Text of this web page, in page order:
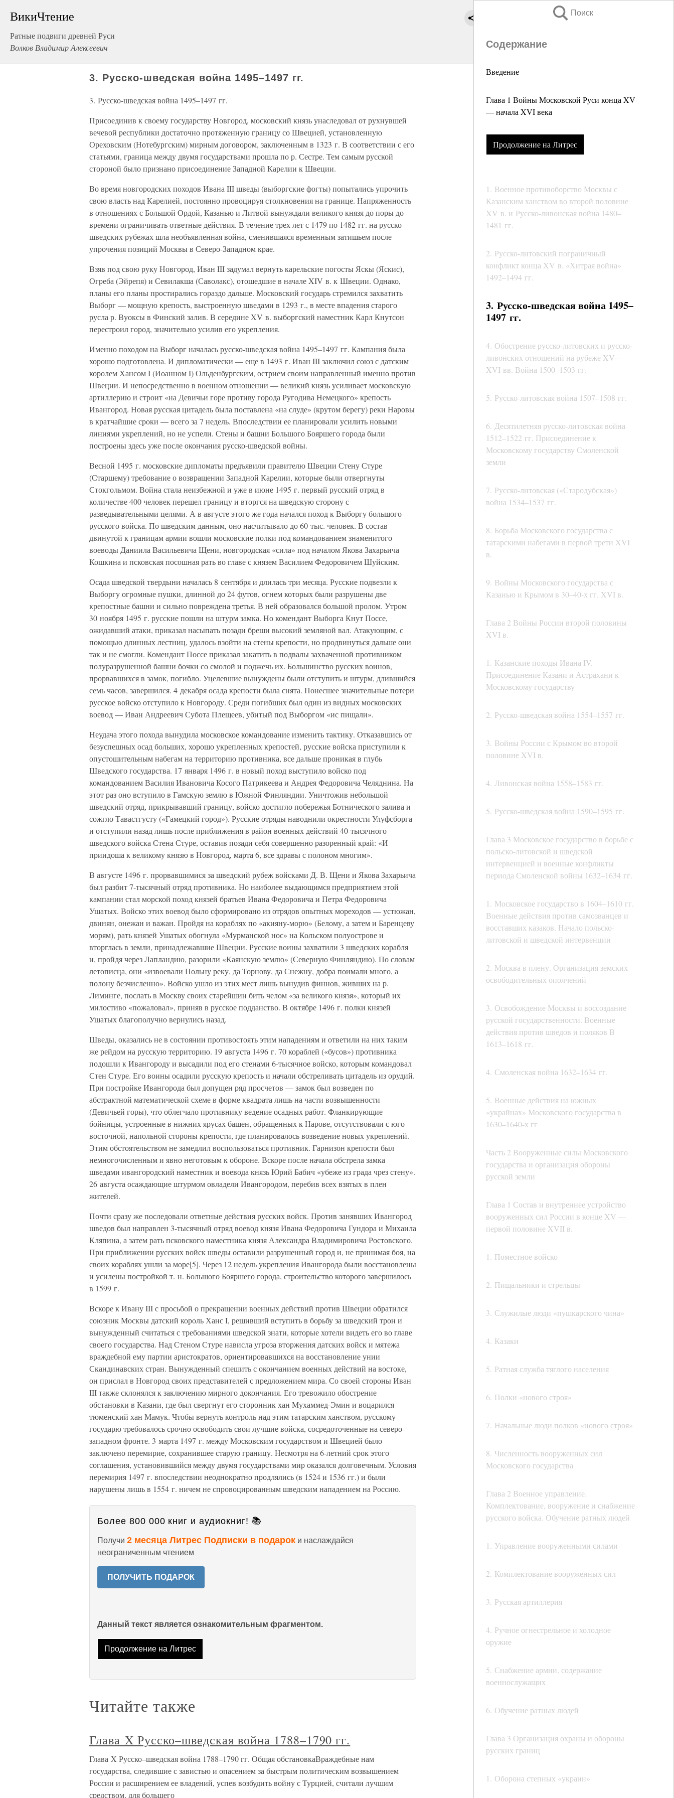
ВикиЧтение
Ратные подвиги древней Руси
Волков Владимир Алексеевич
Поиск
Содержание
Введение
Глава 1 Войны Московской Руси конца XV
— начала XVI века
Продолжение на Литрес
1. Военное противоборство Москвы с
Казанским ханством во второй половине
XV в. и Русско-ливонская война 1480–
1481 гг.
2. Русско-литовский пограничный
конфликт конца XV в. «Хитрая война»
1492–1494 гг.
3. Русско-шведская война 1495–
1497 гг.
4. Обострение русско-литовских и русско-
ливонских отношений на рубеже XV–
XVI вв. Война 1500–1503 гг.
5. Русско-литовская война 1507–1508 гг.
6. Десятилетняя русско-литовская война
1512–1522 гг. Присоединение к
Московскому государству Смоленской
земли
7. Русско-литовская («Стародубская»)
война 1534–1537 гг.
8. Борьба Московского государства с
татарскими набегами в первой трети XVI
в.
9. Войны Московского государства с
Казанью и Крымом в 30–40-х гг. XVI в.
Глава 2 Войны России второй половины
XVI в.
1. Казанские походы Ивана IV.
Присоединение Казани и Астрахани к
Московскому государству
2. Русско-шведская война 1554–1557 гг.
3. Войны России с Крымом во второй
половине XVI в.
4. Ливонская война 1558–1583 гг.
5. Русско-шведская война 1590–1595 гг.
Глава 3 Московское государство в борьбе с
польско-литовской и шведской
интервенцией и военные конфликты
периода Смоленской войны 1632–1634 гг.
1. Московское государство в 1604–1610 гг.
Военные действия против самозванцев и
восставших казаков. Начало польско-
литовской и шведской интервенции
2. Москва в плену. Организация земских
освободительных ополчений
3. Освобождение Москвы и воссоздание
русской государственности. Военные
действия против шведов и поляков В
1613–1618 гг.
4. Смоленская война 1632–1634 гг.
5. Военные действия на южных
«украйнах» Московского государства в
1630–1640-х гг
Часть 2 Вооруженные силы Московского
государства и организация обороны
русской земли
Глава 1 Состав и внутреннее устройство
вооруженных сил России в конце XV —
первой половине XVII в.
1. Поместное войско
2. Пищальники и стрельцы
3. Служилые люди «пушкарского чина»
4. Казаки
5. Ратная служба тяглого населения
6. Полки «нового строя»
7. Начальные люди полков «нового строя»
8. Численность вооруженных сил
Московского государства
Глава 2 Военное управление.
Комплектование, вооружение и снабжение
русского войска. Обучение ратных людей
1. Управление вооруженными силами
2. Комплектование вооруженных сил
3. Русская артиллерия
4. Ручное огнестрельное и холодное
оружие
5. Снабжение армии, содержание
военнослужащих
6. Обучение ратных людей
Глава 3 Организация охраны и обороны
русских границ
1. Оборона степных «украин»
3. Русско-шведская война 1495–1497 гг.
3. Русско-шведская война 1495–1497 гг.
Присоединив к своему государству Новгород, московский князь унаследовал от рухнувшей
вечевой республики достаточно протяженную границу со Швецией, установленную
Ореховским (Нотебургским) мирным договором, заключенным в 1323 г. В соответствии с его
статьями, граница между двумя государствами прошла по р. Сестре. Тем самым русской
стороной было признано присоединение Западной Карелии к Швеции.
Во время новгородских походов Ивана III шведы (выборгские фогты) попытались упрочить
свою власть над Карелией, постоянно провоцируя столкновения на границе. Напряженность
в отношениях с Большой Ордой, Казанью и Литвой вынуждали великого князя до поры до
времени ограничивать ответные действия. В течение трех лет с 1479 по 1482 гг. на русско-
шведских рубежах шла необъявленная война, сменившаяся временным затишьем после
упрочения позиций Москвы в Северо-Западном крае.
Взяв под свою руку Новгород, Иван III задумал вернуть карельские погосты Яскы (Яскис),
Огреба (Эйрепя) и Севилакша (Саволакс), отошедшие в начале XIV в. к Швеции. Однако,
планы его планы простирались гораздо дальше. Московский государь стремился захватить
Выборг — мощную крепость, выстроенную шведами в 1293 г., в месте впадения старого
русла р. Вуоксы в Финский залив. В середине XV в. выборгский наместник Карл Кнутсон
перестроил город, значительно усилив его укрепления.
Именно походом на Выборг началась русско-шведская война 1495–1497 гг. Кампания была
хорошо подготовлена. И дипломатически — еще в 1493 г. Иван III заключил союз с датским
королем Хансом I (Иоанном I) Ольденбургским, острием своим направленный именно против
Швеции. И непосредственно в военном отношении — великий князь усиливает московскую
артиллерию и строит «на Девичьи горе противу города Ругодива Немецкого» крепость
Ивангород. Новая русская цитадель была поставлена «на слуде» (крутом берегу) реки Наровы
в кратчайшие сроки — всего за 7 недель. Впоследствии ее планировали усилить новыми
линиями укреплений, но не успели. Стены и башни Большого Бояршего города были
построены здесь уже после окончания русско-шведской войны.
Весной 1495 г. московские дипломаты предъявили правителю Швеции Стену Стуре
(Старшему) требование о возвращении Западной Карелии, которые были отвергнуты
Стокгольмом. Война стала неизбежной и уже в июне 1495 г. первый русский отряд в
количестве 400 человек перешел границу и вторгся на шведскую сторону с
разведывательными целями. А в августе этого же года начался поход к Выборгу большого
русского войска. По шведским данным, оно насчитывало до 60 тыс. человек. В состав
двинутой к границам армии вошли московские полки под командованием знаменитого
воеводы Даниила Васильевича Щени, новгородская «сила» под началом Якова Захарьича
Кошкина и псковская посошная рать во главе с князем Василием Федоровичем Шуйским.
Осада шведской твердыни началась 8 сентября и длилась три месяца. Русские подвезли к
Выборгу огромные пушки, длинной до 24 футов, огнем которых были разрушены две
крепостные башни и сильно повреждена третья. В ней образовался большой пролом. Утром
30 ноября 1495 г. русские пошли на штурм замка. Но комендант Выборга Кнут Поссе,
ожидавший атаки, приказал насыпать позади бреши высокий земляной вал. Атакующим, с
помощью длинных лестниц, удалось взойти на стены крепости, но продвинуться дальше они
так и не смогли. Комендант Поссе приказал закатить в подвалы захваченной противником
полуразрушенной башни бочки со смолой и поджечь их. Большинство русских воинов,
прорвавшихся в замок, погибло. Уцелевшие вынуждены были отступить и штурм, длившийся
семь часов, завершился. 4 декабря осада крепости была снята. Понесшее значительные потери
русское войско отступило к Новгороду. Среди погибших был один из видных московских
воевод — Иван Андреевич Субота Плещеев, убитый под Выборгом «ис пищали».
Неудача этого похода вынудила московское командование изменить тактику. Отказавшись от
безуспешных осад больших, хорошо укрепленных крепостей, русские войска приступили к
опустошительным набегам на территорию противника, все дальше проникая в глубь
Шведского государства. 17 января 1496 г. в новый поход выступило войско под
командованием Василия Ивановича Косого Патрикеева и Андрея Федоровича Челяднина. На
этот раз оно вступило в Гамскую землю в Южной Финляндии. Уничтожив небольшой
шведский отряд, прикрывавший границу, войско достигло побережья Ботнического залива и
сожгло Тавастгусту («Гамецкий город»). Русские отряды наводнили окрестности Улуфсборга
и отступили назад лишь после приближения в район военных действий 40-тысячного
шведского войска Стена Стуре, оставив позади себя совершенно разоренный край: «И
приидоша к великому князю в Новгород, марта 6, все здравы с полоном многим».
В августе 1496 г. прорвавшимися за шведский рубеж войсками Д. В. Щени и Якова Захарьича
был разбит 7-тысячный отряд противника. Но наиболее выдающимся предприятием этой
кампании стал морской поход князей братьев Ивана Федоровича и Петра Федоровича
Ушатых. Войско этих воевод было сформировано из отрядов опытных мореходов — устюжан,
двинян, онежан и важан. Пройдя на кораблях по «акияну-морю» (Белому, а затем и Баренцеву
морям), рать князей Ушатых обогнула «Мурманской нос» на Кольском полуострове и
вторглась в земли, принадлежавшие Швеции. Русские воины захватили 3 шведских корабля
и, пройдя через Лапландию, разорили «Каянскую землю» (Северную Финляндию). По словам
летописца, они «извоевали Польну реку, да Торнову, да Снежну, добра поимали много, а
полону безчисленно». Войско ушло из этих мест лишь вынудив финнов, живших на р.
Лиминге, послать в Москву своих старейшин бить челом «за великого князя», который их
милостиво «пожаловал», приняв в русское подданство. В октябре 1496 г. полки князей
Ушатых благополучно вернулись назад.
Шведы, оказались не в состоянии противостоять этим нападениям и ответили на них таким
же рейдом на русскую территорию. 19 августа 1496 г. 70 кораблей («бусов») противника
подошли к Ивангороду и высадили под его стенами 6-тысячное войско, которым командовал
Стен Стуре. Его воины осадили русскую крепость и начали обстреливать цитадель из орудий.
При постройке Ивангорода был допущен ряд просчетов — замок был возведен по
абстрактной математической схеме в форме квадрата лишь на части возвышенности
(Девичьей горы), что облегчало противнику ведение осадных работ. Фланкирующие
бойницы, устроенные в нижних ярусах башен, обращенных к Нарове, отсутствовали с юго-
восточной, напольной стороны крепости, где планировалось возведение новых укреплений.
Этим обстоятельством не замедлил воспользоваться противник. Гарнизон крепости был
немногочисленным и явно неготовым к обороне. Вскоре после начала обстрела замка
шведами ивангородский наместник и воевода князь Юрий Бабич «убеже из града чрез стену».
26 августа осаждающие штурмом овладели Ивангородом, перебив всех взятых в плен
жителей.
Почти сразу же последовали ответные действия русских войск. Против занявших Ивангород
шведов был направлен 3-тысячный отряд воевод князя Ивана Федоровича Гундора и Михаила
Кляпина, а затем рать псковского наместника князя Александра Владимировича Ростовского.
При приближении русских войск шведы оставили разрушенный город и, не принимая боя, на
своих кораблях ушли за море[5]. Через 12 недель укрепления Ивангорода были восстановлены
и усилены постройкой т. н. Большого Бояршего города, строительство которого завершилось
в 1599 г.
Вскоре к Ивану III с просьбой о прекращении военных действий против Швеции обратился
союзник Москвы датский король Ханс I, решивший вступить в борьбу за шведский трон и
вынужденный считаться с требованиями шведской знати, которые хотели видеть его во главе
своего государства. Над Стеном Стуре нависла угроза вторжения датских войск и мятежа
враждебной ему партии аристократов, ориентировавшихся на восстановление унии
Скандинавских стран. Вынужденный спешить с окончанием военных действий на востоке,
он прислал в Новгород своих представителей с предложением мира. Со своей стороны Иван
III также склонялся к заключению мирного докончания. Его тревожило обострение
обстановки в Казани, где был свергнут его сторонник хан Мухаммед-Эмин и воцарился
тюменский хан Мамук. Чтобы вернуть контроль над этим татарским ханством, русскому
государю требовалось срочно освободить свои лучшие войска, сосредоточенные на северо-
западном фронте. 3 марта 1497 г. между Московским государством и Швецией было
заключено перемирие, сохранившее старую границу. Несмотря на 6-летний срок этого
соглашения, установившийся между двумя государствами мир оказался долговечным. Условия
перемирия 1497 г. впоследствии неоднократно продлялись (в 1524 и 1536 гг.) и были
нарушены лишь в 1554 г. ничем не спровоцированным шведским нападением на Россию.
Более 800 000 книг и аудиокниг! 📚
Получи 2 месяца Литрес Подписки в подарок и наслаждайся
неограниченным чтением
ПОЛУЧИТЬ ПОДАРОК
Данный текст является ознакомительным фрагментом.
Продолжение на Литрес
Читайте также
Глава X Русско–шведская война 1788–1790 гг.
Глава X Русско–шведская война 1788–1790 гг. Общая обстановкаВраждебные нам
государства, следившие с завистью и опасением за быстрым политическим возвышением
России и расширением ее владений, успев возбудить войну с Турцией, считали лучшим
средством, для большего